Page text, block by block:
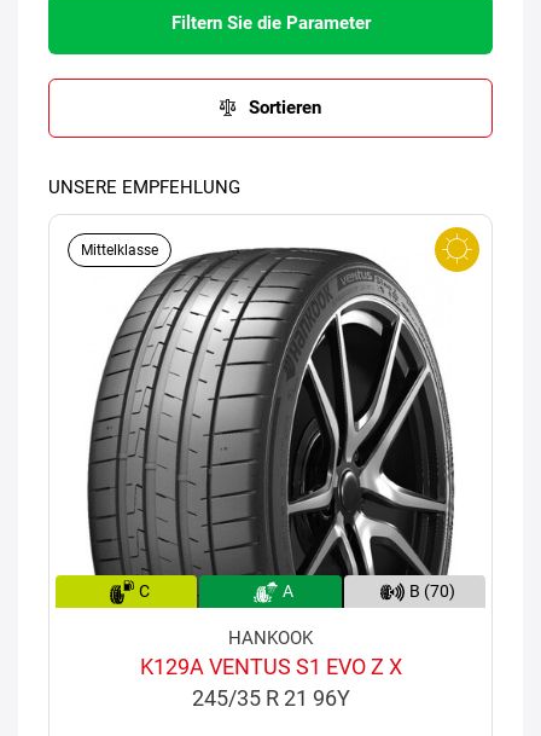
Filtern Sie die Parameter
Sortieren
UNSERE EMPFEHLUNG
Mittelklasse
C A B (70)
HANKOOK
K129A VENTUS S1 EVO Z X
245/35 R 21 96Y